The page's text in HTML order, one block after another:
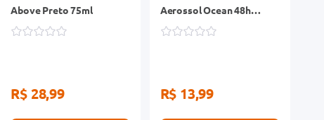
Above Preto 75ml
R$ 28,99
Aerossol Ocean 48h
250ml
R$ 13,99